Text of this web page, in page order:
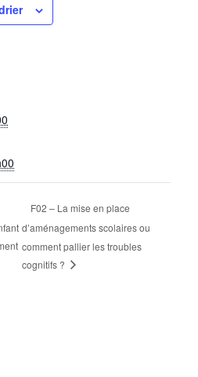
F02 – La mise en place
d’aménagements scolaires ou
comment pallier les troubles
cognitifs ?